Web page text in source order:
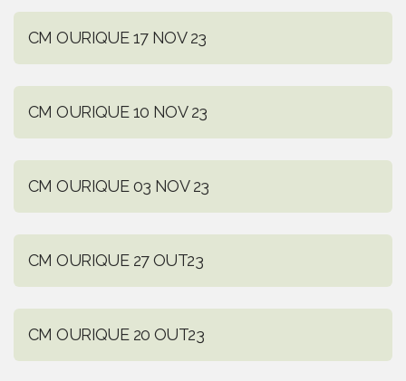
CM OURIQUE 17 NOV 23
CM OURIQUE 10 NOV 23
CM OURIQUE 03 NOV 23
CM OURIQUE 27 OUT23
CM OURIQUE 20 OUT23